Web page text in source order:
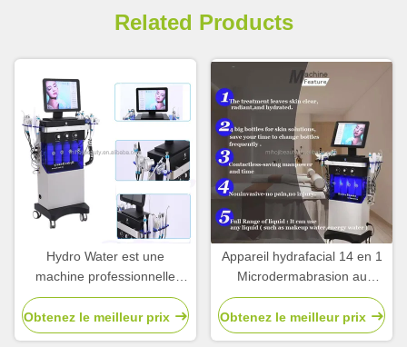
Related Products
Hydro Water est une
machine professionnelle
d'hydrodermabrasion pour le
rajeunissement de la peau.
Obtenez le meilleur prix
Appareil hydrafacial 14 en 1
Microdermabrasion au
diamant
Obtenez le meilleur prix